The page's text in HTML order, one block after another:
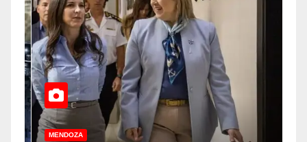
MENDOZA